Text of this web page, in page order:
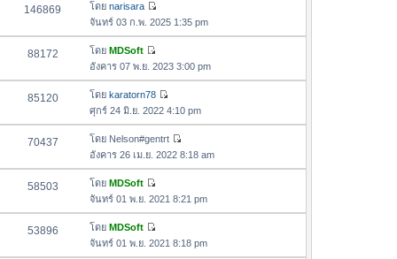
ม
ล่
สุ
ด
ค
ว
ม
ล่
า
สุ
146869 โดย narisara
ดู
ข้
ค
ว
า
ม
ล่
า
สุ
จันทร์ 03 ก.พ. 2025 1:35 pm
88172 โดย MDSoft
ดู
ข้
อ
ค
ว
า
ม
ล่
สุ
อังคาร 07 พ.ย. 2023 3:00 pm
85120 โดย karatorn78
ดู
ข้
อ
ค
ว
ม
ล่
สุ
ศุกร์ 24 มิ.ย. 2022 4:10 pm
70437 โดย Nelson#gentrt
ดู
ข้
ค
ว
ม
อังคาร 26 เม.ย. 2022 8:18 am
58503 โดย MDSoft
ดู
ข้
ค
จันทร์ 01 พ.ย. 2021 8:21 pm
53896 โดย MDSoft
ดู
ข้
จันทร์ 01 พ.ย. 2021 8:18 pm